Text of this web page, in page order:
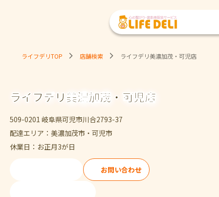
ライフデリTOP 店舗検索 ライフデリ美濃加茂・可児店
ライフデリ美濃加茂・可児店
509-0201 岐阜県可児市川合2793-37
配達エリア：美濃加茂市・可児市
休業日：お正月3が日
お問い合わせ